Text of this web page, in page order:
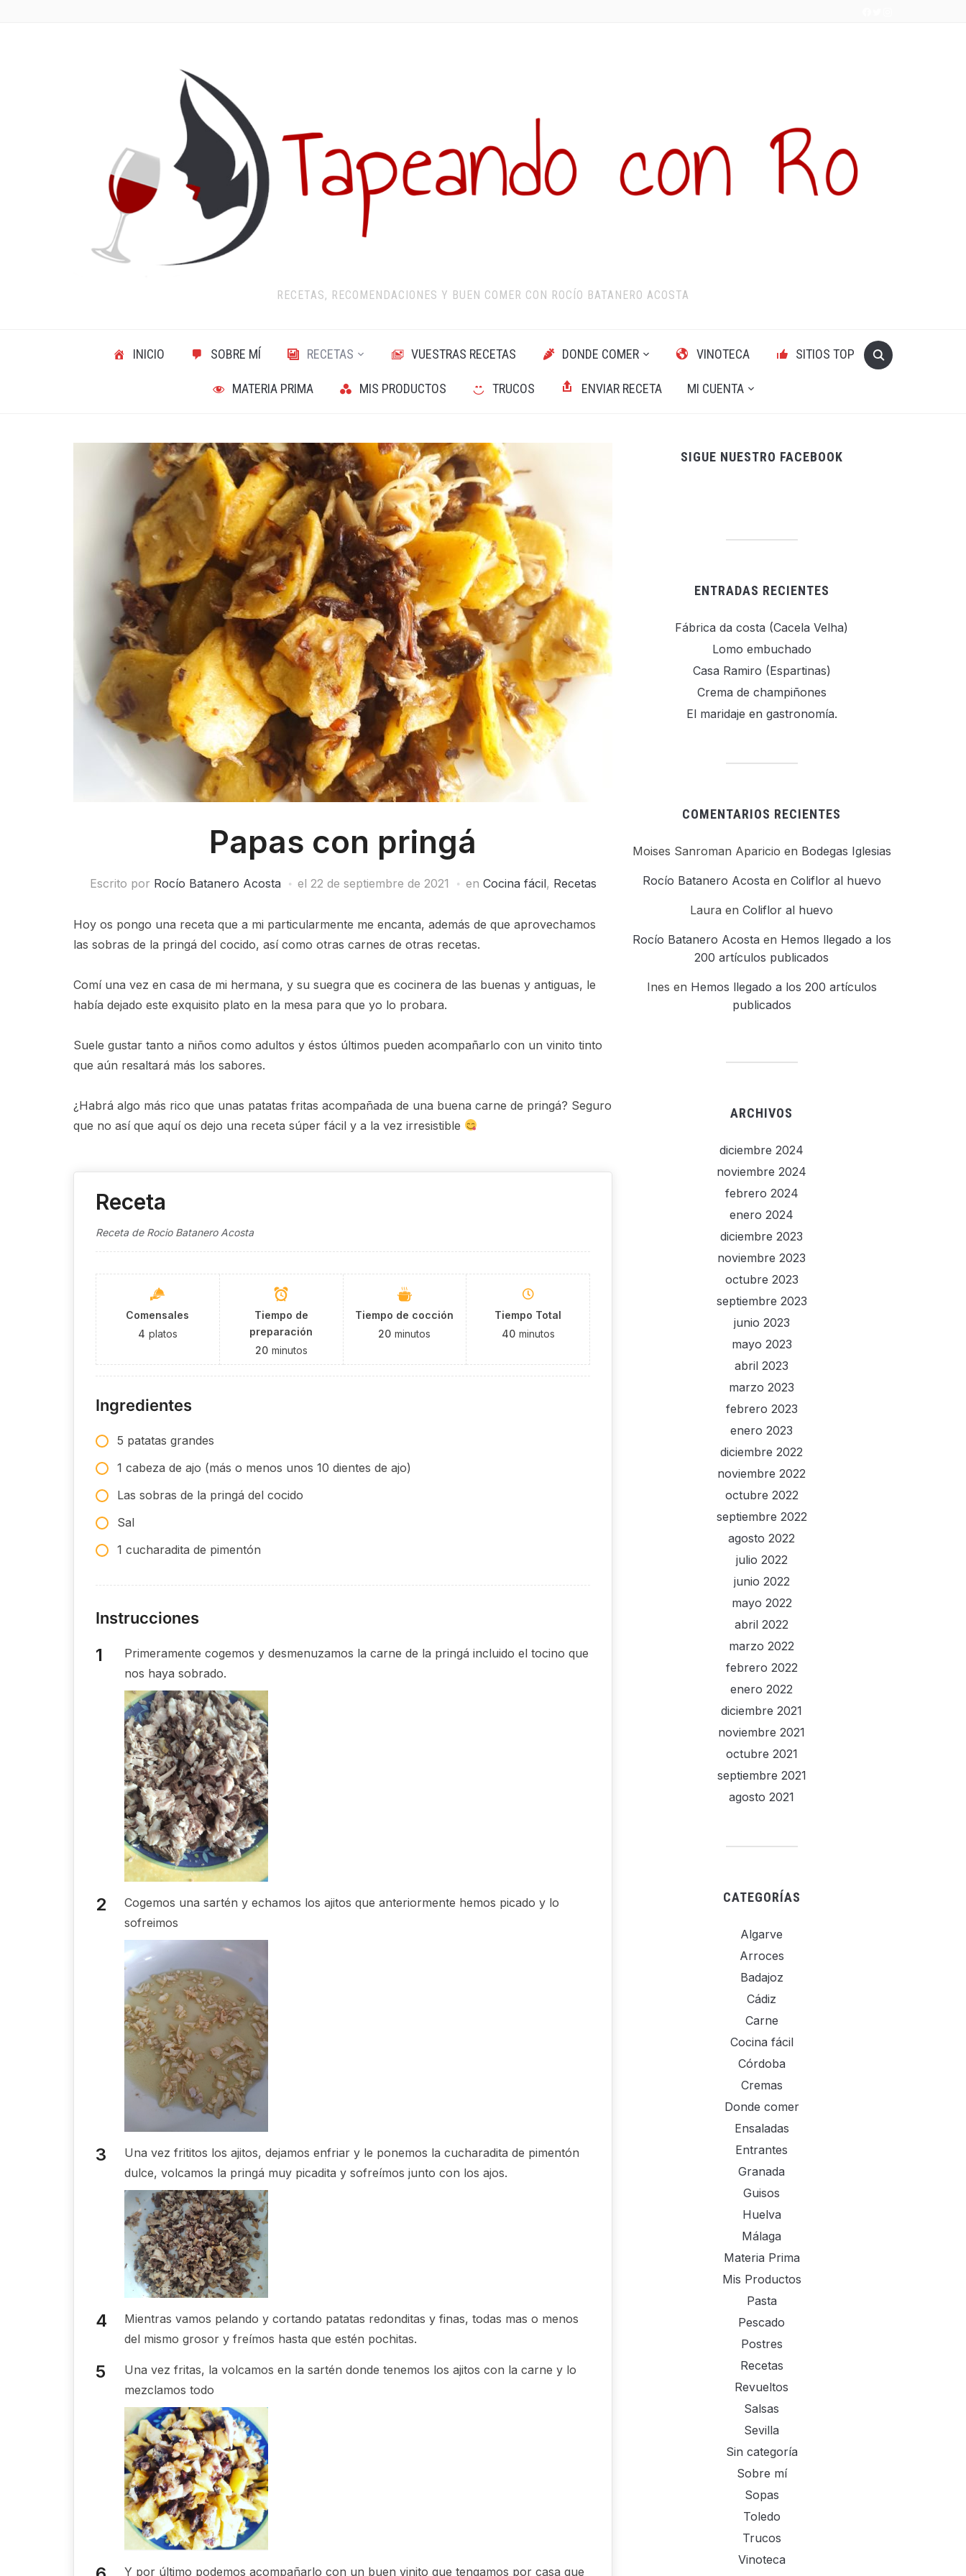
RECETAS, RECOMENDACIONES Y BUEN COMER CON ROCÍO BATANERO ACOSTA
INICIO SOBRE MÍ RECETAS VUESTRAS RECETAS DONDE COMER VINOTECA SITIOS TOP
MATERIA PRIMA MIS PRODUCTOS TRUCOS ENVIAR RECETA MI CUENTA
Papas con pringá
Escrito por Rocío Batanero Acosta el 22 de septiembre de 2021 en Cocina fácil, Recetas
Hoy os pongo una receta que a mi particularmente me encanta, además de que aprovechamos
las sobras de la pringá del cocido, así como otras carnes de otras recetas.
Comí una vez en casa de mi hermana, y su suegra que es cocinera de las buenas y antiguas, le
había dejado este exquisito plato en la mesa para que yo lo probara.
Suele gustar tanto a niños como adultos y éstos últimos pueden acompañarlo con un vinito tinto
que aún resaltará más los sabores.
¿Habrá algo más rico que unas patatas fritas acompañada de una buena carne de pringá? Seguro
que no así que aquí os dejo una receta súper fácil y a la vez irresistible
Receta
Receta de Rocio Batanero Acosta
Comensales
4 platos
Tiempo de
preparación
20 minutos
Tiempo de cocción
20 minutos
Tiempo Total
40 minutos
Ingredientes
5 patatas grandes
1 cabeza de ajo (más o menos unos 10 dientes de ajo)
Las sobras de la pringá del cocido
Sal
1 cucharadita de pimentón
Instrucciones
Primeramente cogemos y desmenuzamos la carne de la pringá incluido el tocino que
nos haya sobrado.
Cogemos una sartén y echamos los ajitos que anteriormente hemos picado y lo
sofreimos
Una vez frititos los ajitos, dejamos enfriar y le ponemos la cucharadita de pimentón
dulce, volcamos la pringá muy picadita y sofreímos junto con los ajos.
Mientras vamos pelando y cortando patatas redonditas y finas, todas mas o menos
del mismo grosor y freímos hasta que estén pochitas.
Una vez fritas, la volcamos en la sartén donde tenemos los ajitos con la carne y lo
mezclamos todo
Y por último podemos acompañarlo con un buen vinito que tengamos por casa que
SIGUE NUESTRO FACEBOOK
ENTRADAS RECIENTES
Fábrica da costa (Cacela Velha)
Lomo embuchado
Casa Ramiro (Espartinas)
Crema de champiñones
El maridaje en gastronomía.
COMENTARIOS RECIENTES
Moises Sanroman Aparicio en Bodegas Iglesias
Rocío Batanero Acosta en Coliflor al huevo
Laura en Coliflor al huevo
Rocío Batanero Acosta en Hemos llegado a los
200 artículos publicados
Ines en Hemos llegado a los 200 artículos
publicados
ARCHIVOS
diciembre 2024
noviembre 2024
febrero 2024
enero 2024
diciembre 2023
noviembre 2023
octubre 2023
septiembre 2023
junio 2023
mayo 2023
abril 2023
marzo 2023
febrero 2023
enero 2023
diciembre 2022
noviembre 2022
octubre 2022
septiembre 2022
agosto 2022
julio 2022
junio 2022
mayo 2022
abril 2022
marzo 2022
febrero 2022
enero 2022
diciembre 2021
noviembre 2021
octubre 2021
septiembre 2021
agosto 2021
CATEGORÍAS
Algarve
Arroces
Badajoz
Cádiz
Carne
Cocina fácil
Córdoba
Cremas
Donde comer
Ensaladas
Entrantes
Granada
Guisos
Huelva
Málaga
Materia Prima
Mis Productos
Pasta
Pescado
Postres
Recetas
Revueltos
Salsas
Sevilla
Sin categoría
Sobre mí
Sopas
Toledo
Trucos
Vinoteca